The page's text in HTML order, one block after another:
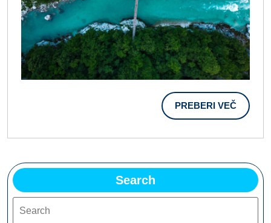
Na
Vse.
PREBERI VEČ
VEČ
Search